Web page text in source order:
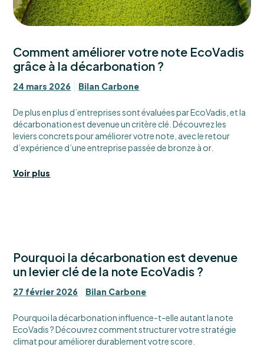
Comment améliorer votre note EcoVadis
grâce à la décarbonation ?
24 mars 2026 Bilan Carbone
De plus en plus d’entreprises sont évaluées par EcoVadis, et la
décarbonation est devenue un critère clé. Découvrez les
leviers concrets pour améliorer votre note, avec le retour
d’expérience d’une entreprise passée de bronze à or.
Voir plus
Pourquoi la décarbonation est devenue
un levier clé de la note EcoVadis ?
27 février 2026 Bilan Carbone
Pourquoi la décarbonation influence-t-elle autant la note
EcoVadis ? Découvrez comment structurer votre stratégie
climat pour améliorer durablement votre score.